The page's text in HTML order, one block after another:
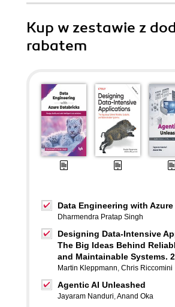
Kup w zestawie z
rabatem
Data Engineering with
Dharmendra Pratap Singh
Designing Data-Intensive
The Big Ideas Behind
and Maintainable Systems.
Martin Kleppmann, Chris Riccomini
Agentic AI Unleashed
Jayaram Nanduri,Anand Oka